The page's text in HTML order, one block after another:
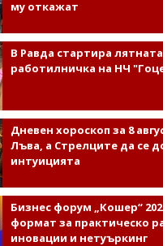
му откажат
В Равда стартира
работилничка на НЧ
Дневен хороскоп за 8
Лъва, а Стрелците да се
интуицията
Бизнес форум „Кошер“
формат за практическо
иновации и нетуъркинг